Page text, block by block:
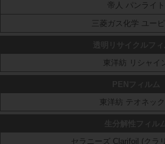
帝人 パンライト
三菱ガス化学 ユー
東洋紡 リシャイ
東洋紡 テオネッ
セラニーズ Clarifoil (クラ